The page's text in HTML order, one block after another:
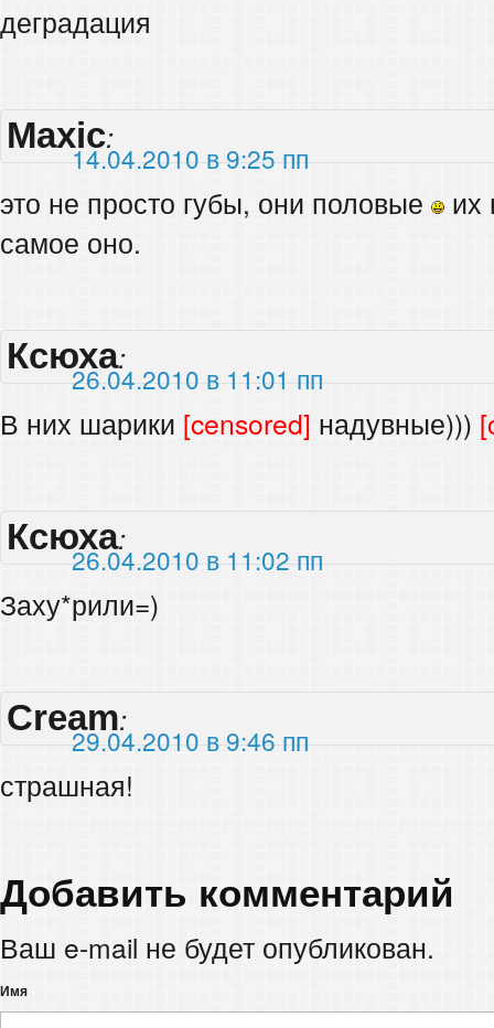
деградация
Maxic:
14.04.2010 в 9:25 пп
это не просто губы, они половые
их
самое оно.
Ксюха:
26.04.2010 в 11:01 пп
В них шарики [censored] надувные)))
Ксюха:
26.04.2010 в 11:02 пп
Заху*рили=)
Cream:
29.04.2010 в 9:46 пп
страшная!
Добавить комментарий
Ваш e-mail не будет опубликован.
Имя